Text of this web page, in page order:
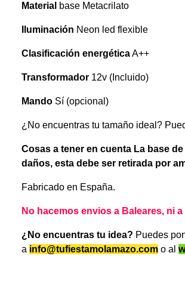
Material base Metacrilato
Iluminación Neon led flexible
Clasificación energéticaA++
Transformador 12v (Incluido)
Mando Sí (opcional)
¿No encuentras tu tamaño ideal?
Cosas a tener en cuenta La base
daños, esta debe ser retirada por
Fabricado en España.
No hacemos envios a Baleares, ni
¿No encuentras tu idea? Puedes
a info@tufiestamolamazo.com o al